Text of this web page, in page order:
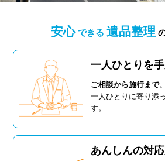
安心 できる 遺品整理
一人ひとりを手
ご相談から施行まで
一人ひとりに寄り添
す。
あんしんの対